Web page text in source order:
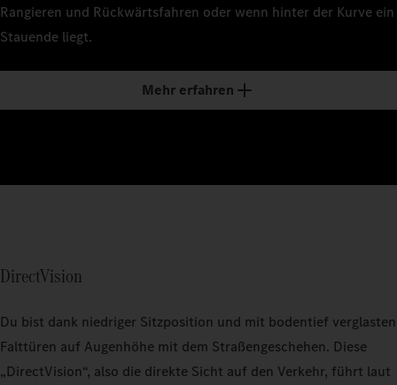
Rangieren und Rückwärtsfahren oder wenn hinter der Kurve ein
Stauende liegt.
Mehr erfahren
DirectVision
Du bist dank niedriger Sitzposition und mit bodentief verglasten
Falttüren auf Augenhöhe mit dem Straßengeschehen. Diese
„DirectVision“, also die direkte Sicht auf den Verkehr, führt laut